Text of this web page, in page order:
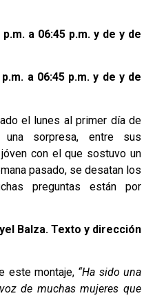
a 06:45 p.m. y de y de
a 06:45 p.m. y de y de
el lunes al primer día de
sorpresa, entre sus
con el que sostuvo un
pasado, se desatan los
preguntas están por
Balza. Texto y dirección
este montaje, “Ha sido una
de muchas mujeres que